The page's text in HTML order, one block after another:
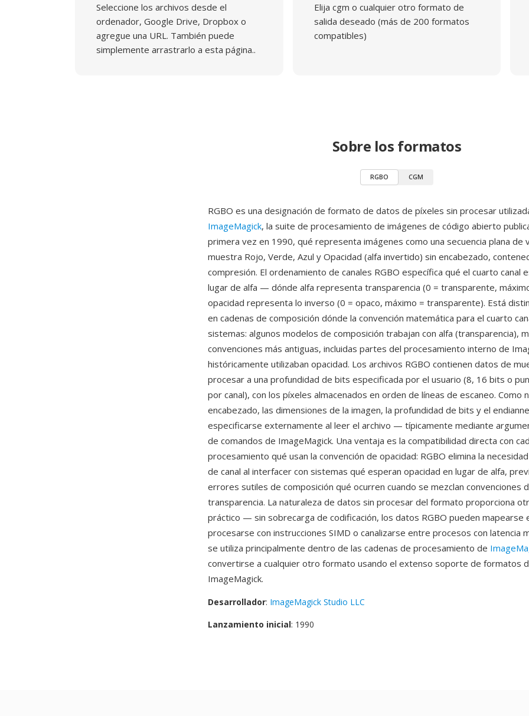
Seleccione los archivos desde el
ordenador, Google Drive, Dropbox o
agregue una URL. También puede
simplemente arrastrarlo a esta página..
Elija cgm o cualquier otro formato de
salida deseado (más de 200 formatos
compatibles)
Sobre los formatos
RGBO CGM
RGBO es una designación de formato de datos de píxeles sin procesar
ImageMagick, la suite de procesamiento de imágenes de código abierto
primera vez en 1990, qué representa imágenes como una secuencia plana de
muestra Rojo, Verde, Azul y Opacidad (alfa invertido) sin encabezado,
compresión. El ordenamiento de canales RGBO específica qué el cuarto canal
lugar de alfa — dónde alfa representa transparencia (0 = transparente,
opacidad representa lo inverso (0 = opaco, máximo = transparente). Está
en cadenas de composición dónde la convención matemática para el cuarto
sistemas: algunos modelos de composición trabajan con alfa (transparencia),
convenciones más antiguas, incluidas partes del procesamiento interno de
históricamente utilizaban opacidad. Los archivos RGBO contienen datos de
procesar a una profundidad de bits especificada por el usuario (8, 16 bits o
por canal), con los píxeles almacenados en orden de líneas de escaneo. Como
encabezado, las dimensiones de la imagen, la profundidad de bits y el
especificarse externamente al leer el archivo — típicamente mediante
de comandos de ImageMagick. Una ventaja es la compatibilidad directa con
procesamiento qué usan la convención de opacidad: RGBO elimina la
de canal al interfacer con sistemas qué esperan opacidad en lugar de alfa,
errores sutiles de composición qué ocurren cuando se mezclan convenciones
transparencia. La naturaleza de datos sin procesar del formato proporciona
práctico — sin sobrecarga de codificación, los datos RGBO pueden mapearse
procesarse con instrucciones SIMD o canalizarse entre procesos con latencia
se utiliza principalmente dentro de las cadenas de procesamiento de
convertirse a cualquier otro formato usando el extenso soporte de formatos
ImageMagick.
Desarrollador: ImageMagick Studio LLC
Lanzamiento inicial: 1990